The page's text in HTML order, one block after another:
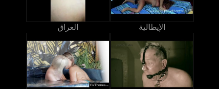
العراق الإيطالية